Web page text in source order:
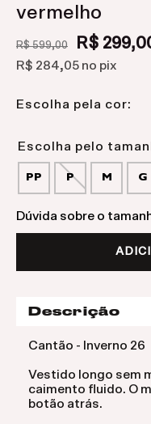
vermelho
R$ 599,00 R$
R$ 284,05 no pix
Escolha pela cor:
PP P M G
Dúvida sobre o
Descrição
Cantão - Inverno 26
Vestido longo sem
caimento fluido. O
botão atrás.